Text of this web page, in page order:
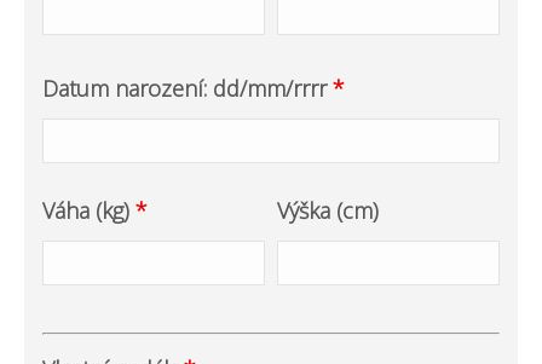
Datum narození: dd/mm/rrrr*
Váha (kg) * Výška (cm)